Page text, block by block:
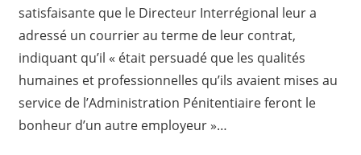
satisfaisante que le Directeur Interrégional leur a
adressé un courrier au terme de leur contrat,
indiquant qu’il « était persuadé que les qualités
humaines et professionnelles qu’ils avaient mises au
service de l’Administration Pénitentiaire feront le
bonheur d’un autre employeur »…